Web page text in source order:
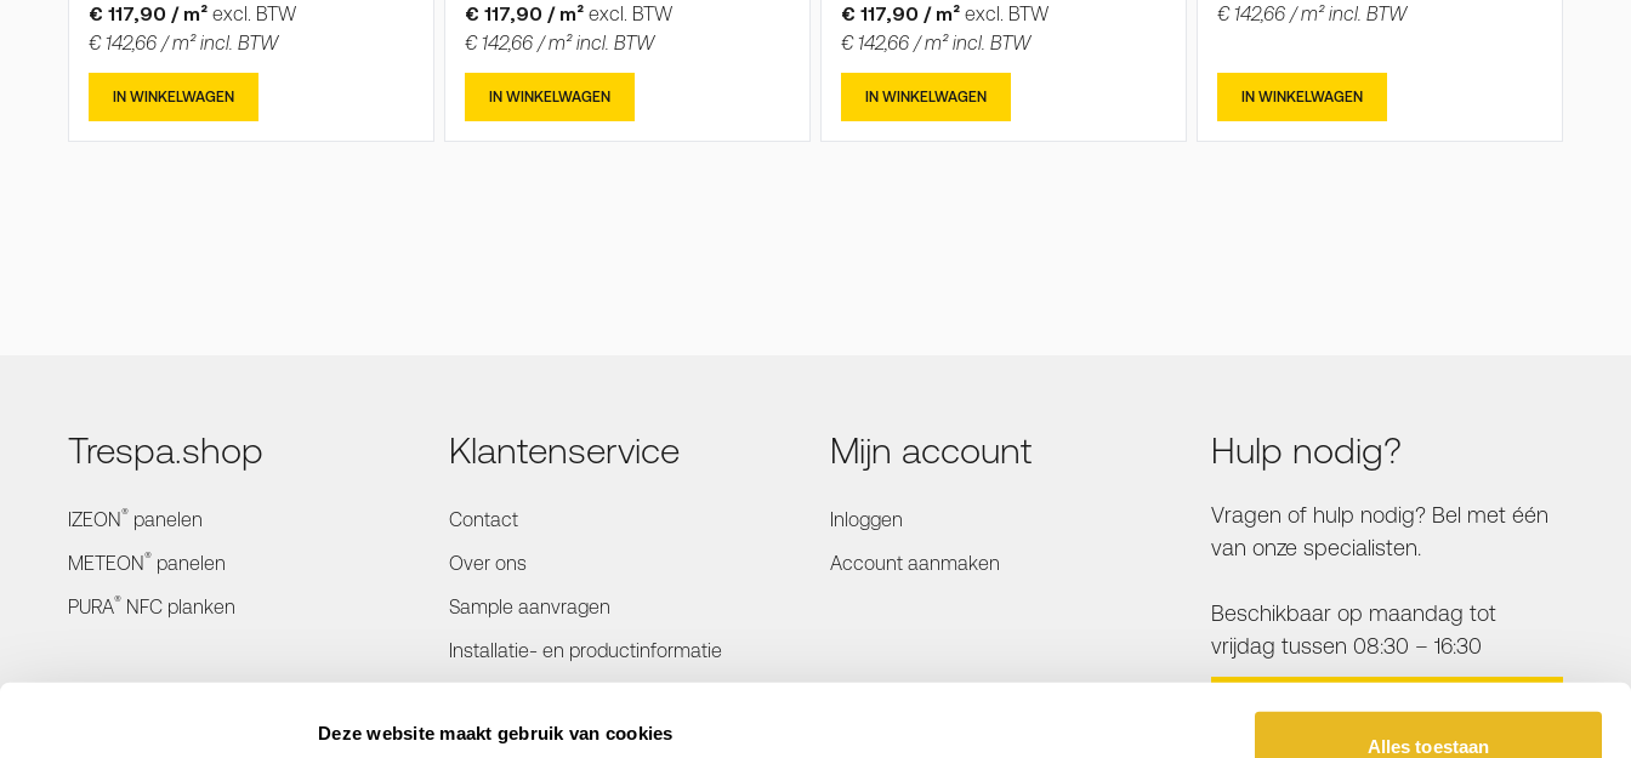
Deze website maakt gebruik van cookies
Alles toestaan
€ 117,90 / m² excl. BTW
€ 142,66 / m² incl. BTW
IN WINKELWAGEN
€ 117,90 / m² excl. BTW
€ 142,66 / m² incl. BTW
IN WINKELWAGEN
€ 117,90 / m² excl. BTW
€ 142,66 / m² incl. BTW
IN WINKELWAGEN
€ 142,66 / m² incl. BTW
IN WINKELWAGEN
Trespa.shop
IZEON® panelen
METEON® panelen
PURA® NFC planken
Klantenservice
Contact
Over ons
Sample aanvragen
Installatie- en productinformatie
Retourneren
Mijn account
Inloggen
Account aanmaken
Hulp nodig?
Vragen of hulp nodig? Bel met één
van onze specialisten.
Beschikbaar op maandag tot
vrijdag tussen 08:30 – 16:30
BEL ONS